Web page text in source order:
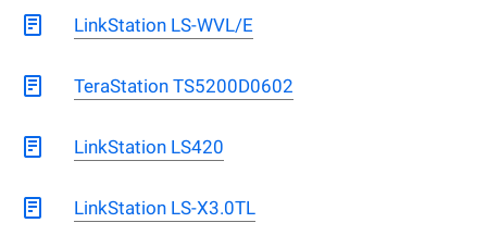
LinkStation LS-WVL/E
TeraStation TS5200D0602
LinkStation LS420
LinkStation LS-X3.0TL